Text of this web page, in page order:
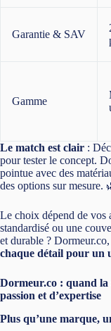
Garantie & SAV
Gamme
Le match est clair :
pour tester le concept.
pointue avec des
des options sur mesure.
Le choix dépend de vos
standardisé ou une
et durable ?
chaque détail pour un
Dormeur.co : quand la
passion et d’expertise
Plus qu’une marque,